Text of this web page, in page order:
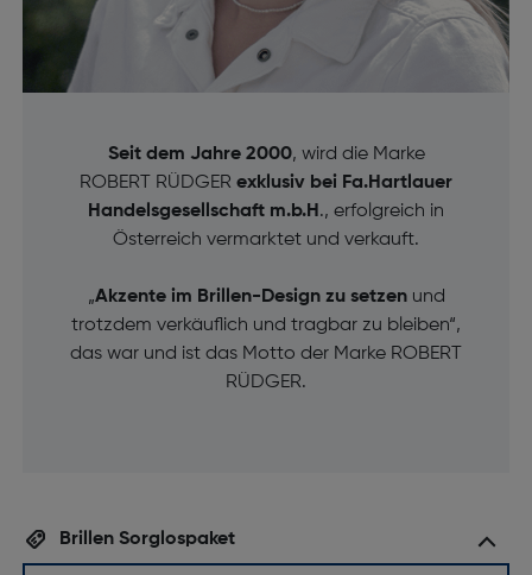
Seit dem Jahre 2000, wird die Marke
ROBERT RÜDGER exklusiv bei Fa.Hartlauer
Handelsgesellschaft m.b.H ., erfolgreich in
Österreich vermarktet und verkauft.
„Akzente im Brillen-Design zu setzenund
trotzdem verkäuflich und tragbar zu bleiben“,
das war und ist das Motto der Marke ROBERT
RÜDGER.
Brillen Sorglospaket